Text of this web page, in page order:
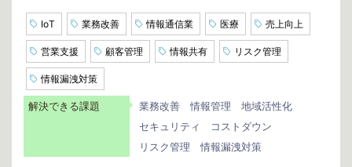
IoT 業務改善 情報通信業 医療 売上向上
営業支援 顧客管理 情報共有 リスク管理
情報漏洩対策
解決できる課題 業務改善 情報管理
地域活性化
セキュリティ
コストダウン
リスク管理
情報漏洩対策